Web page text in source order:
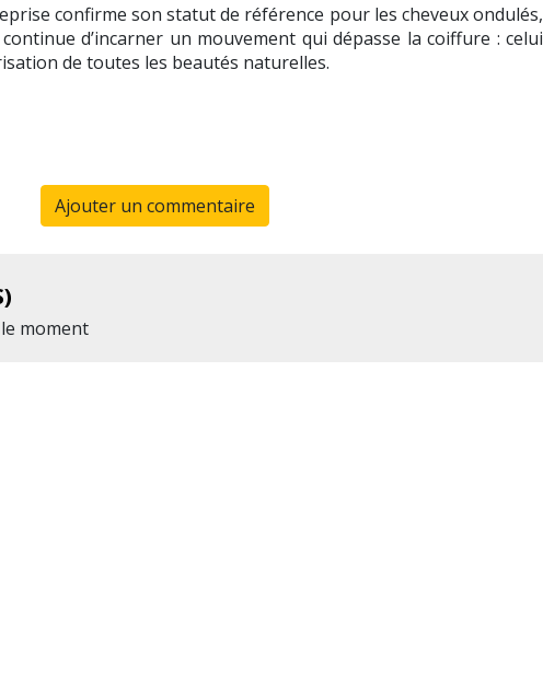
confirme son statut de référence pour les cheveux ondulés,
d’incarner un mouvement qui dépasse la coiffure : celui
de toutes les beautés naturelles.
Ajouter un commentaire
moment